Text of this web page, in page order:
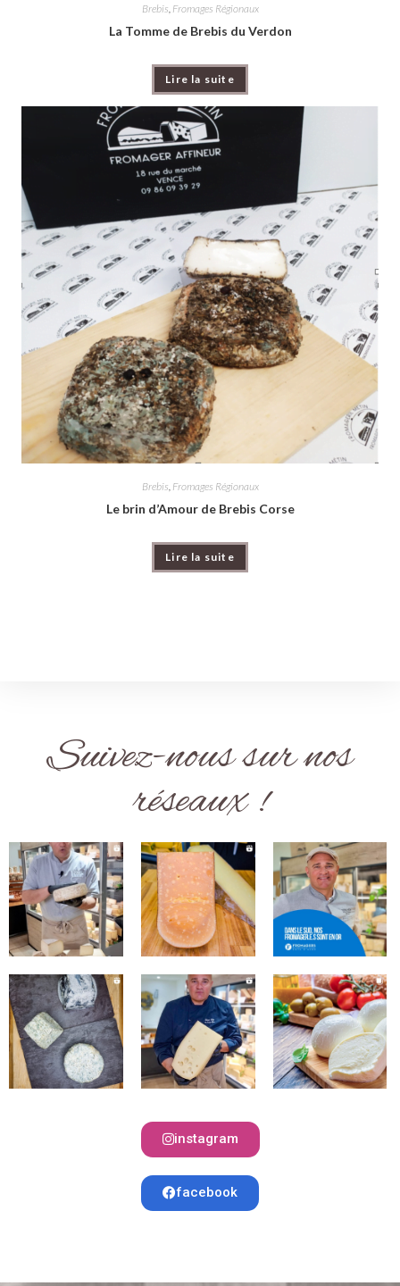
Brebis, Fromages Régionaux
La Tomme de Brebis du Verdon
Lire la suite
Brebis Fromages Régionaux
Le brin d’Amour de Brebis Corse
Lire la suite
Suivez-nous sur nos
réseaux !
instagram
facebook